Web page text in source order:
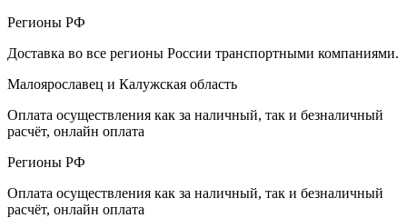
Регионы РФ
Доставка во все регионы России транспортными компаниями.
Малоярославец и Калужская область
Оплата осуществления как за наличный, так и безналичный
расчёт, онлайн оплата
Регионы РФ
Оплата осуществления как за наличный, так и безналичный
расчёт, онлайн оплата